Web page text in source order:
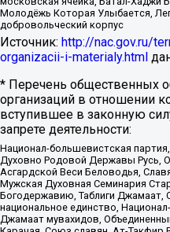
Молодёжь Которая Улыбается,
добровольческий корпус
Источник: http://nac.gov.ru/
organizacii-i-materialy.html
* Перечень общественных
организаций в отношении
вступившее в законную
запрете деятельности:
Национал-большевистская
Духовно Родовой Державы Русь,
Асгардской Веси Беловодья,
Мужская Духовная Семинария
Богодержавию, Таблиги Джамаат,
национальное единство,
Джамаат мувахидов,